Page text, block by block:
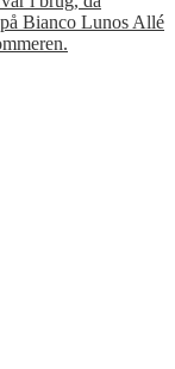
Bianco Lunos Allé